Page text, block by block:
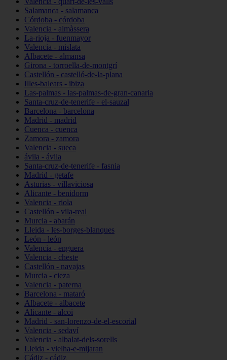
Salamanca - salamanca
Córdoba - córdoba
Valencia - almàssera
La-rioja - fuenmayor
Valencia - mislata
Albacete - almansa
Girona - torroella-de-montgrí
Castellón - castelló-de-la-plana
Illes-balears - ibiza
Las-palmas - las-palmas-de-gran-canaria
Santa-cruz-de-tenerife - el-sauzal
Barcelona - barcelona
Madrid - madrid
Cuenca - cuenca
Zamora - zamora
Valencia - sueca
ávila - ávila
Santa-cruz-de-tenerife - fasnia
Madrid - getafe
Asturias - villaviciosa
Alicante - benidorm
Valencia - riola
Castellón - vila-real
Murcia - abarán
Lleida - les-borges-blanques
León - león
Valencia - enguera
Valencia - cheste
Castellón - navajas
Murcia - cieza
Valencia - paterna
Barcelona - mataró
Albacete - albacete
Alicante - alcoi
Madrid - san-lorenzo-de-el-escorial
Valencia - sedaví
Valencia - albalat-dels-sorells
Lleida - vielha-e-mijaran
Cádiz - cádiz